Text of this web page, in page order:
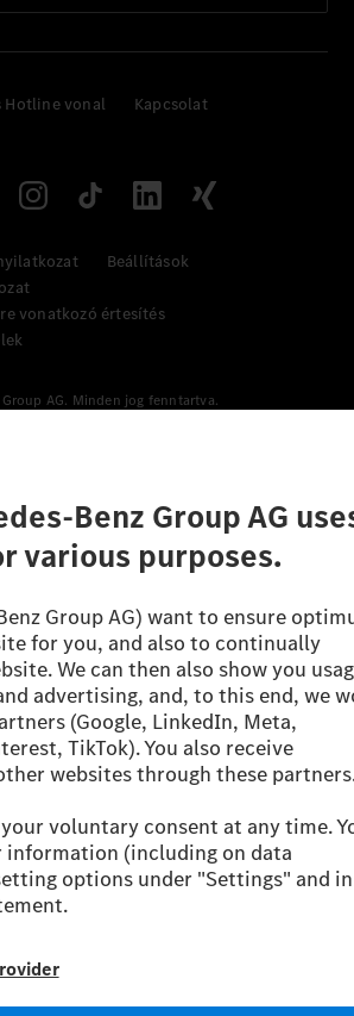
Hotline vonal
Kapcsolat
Beállítások
vonatkozó értesítés
AG. Minden jog fenntartva.